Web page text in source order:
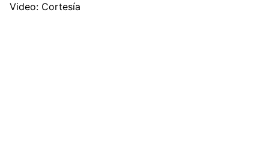
Video: Cortesía